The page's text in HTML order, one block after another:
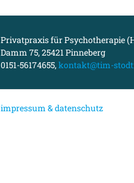
Privatpraxis für Psychotherapie
Damm 75, 25421 Pinneberg
0151-56174655,kontakt@tim-
impressum & datenschutz